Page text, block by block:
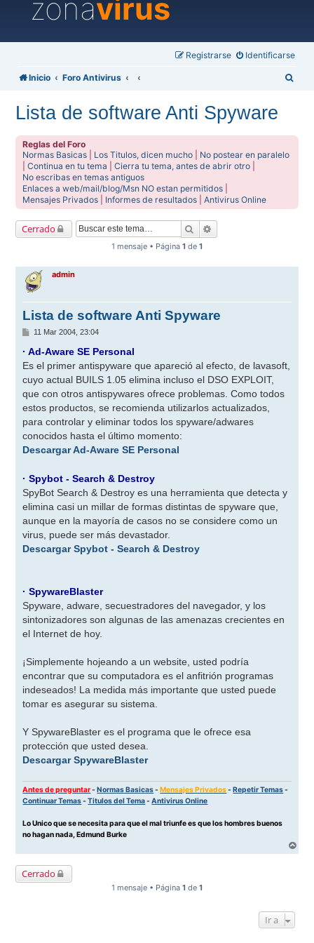
zonavirus
Identificarse
Registrarse
Inicio Foro Antivirus
Lista de software Anti Spyware
Reglas del Foro
Normas Basicas
Los Titulos, dicen mucho
No postear en paralelo
|Continua en tu tema |Cierra tu tema, antes de abrir otro
No escribas en temas antiguos
Enlaces a web/mail/blog/Msn NO estan permitidos
Mensajes Privados
Informes de resultados |Antivirus Online
Cerrado Buscar
1 mensaje • Página 1 de 1
admin
Lista de software Anti Spyware
M
n
a
j
e
11 Mar 2004, 23:04
· Ad-Aware SE Personal
Es el primer antispyware que apareció al efecto, de lavasoft,
cuyo actual BUILS 1.05 elimina incluso el DSO EXPLOIT,
que con otros antispywares ofrece problemas. Como todos
estos productos, se recomienda utilizarlos actualizados,
para controlar y eliminar todos los spyware/adwares
conocidos hasta el último momento:
Descargar Ad-Aware SE Personal
· Spybot - Search & Destroy
SpyBot Search & Destroy es una herramienta que detecta y
elimina casi un millar de formas distintas de spyware que,
aunque en la mayoría de casos no se considere como un
virus, puede ser más devastador.
Descargar Spybot - Search & Destroy
· SpywareBlaster
Spyware, adware, secuestradores del navegador, y los
sintonizadores son algunas de las amenazas crecientes en
el Internet de hoy.
¡Simplemente hojeando a un website, usted podría
encontrar que su computadora es el anfitrión programas
indeseados! La medida más importante que usted puede
tomar es asegurar su sistema.
Y SpywareBlaster es el programa que le ofrece esa
protección que usted desea.
Descargar SpywareBlaster
Antes de preguntar-Normas Basicas-Mensajes Privados-Repetir Temas-
Continuar Temas-Titulos del Tema-Antivirus Online
Lo Unico que se necesita para que el mal triunfe es que los hombres buenos
no hagan nada, Edmund Burke
r
Cerrado
1 mensaje • Página 1 de 1
Ir a